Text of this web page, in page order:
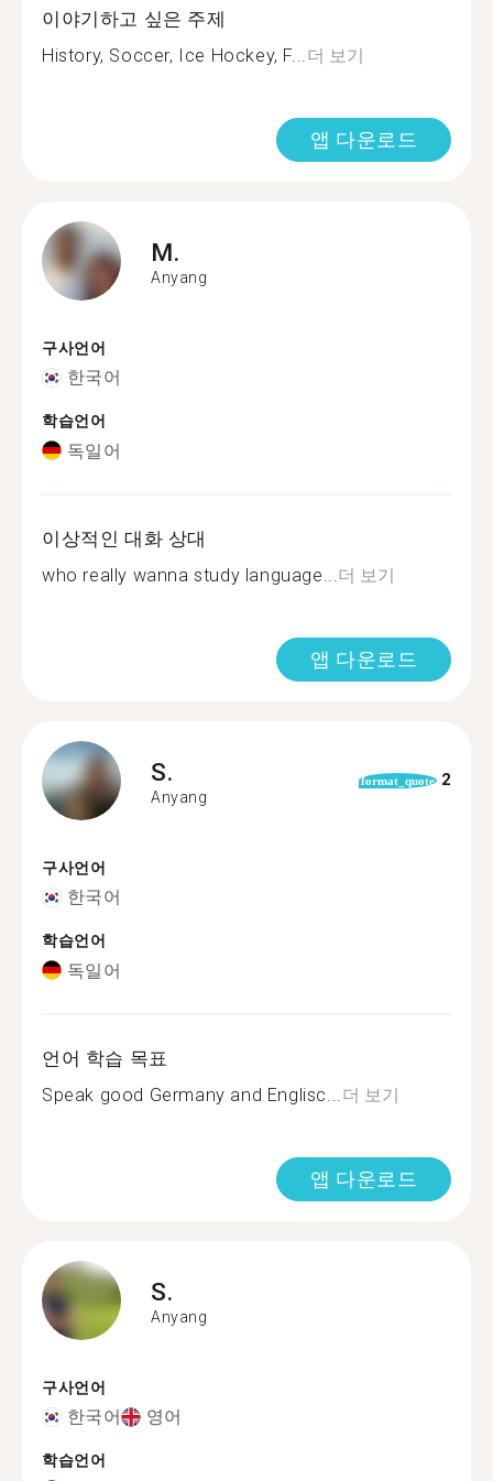
이야기하고 싶은 주제
History, Soccer, Ice Hockey, F... 더 보기
앱 다운로드
M.
Anyang
구사언어
한국어
학습언어
독일어
이상적인 대화 상대
who really wanna study language... 더 보기
앱 다운로드
S.
Anyang
format_quote 2
구사언어
한국어
학습언어
독일어
언어 학습 목표
Speak good Germany and Englisc... 더 보기
앱 다운로드
S.
Anyang
구사언어
한국어 영어
학습언어